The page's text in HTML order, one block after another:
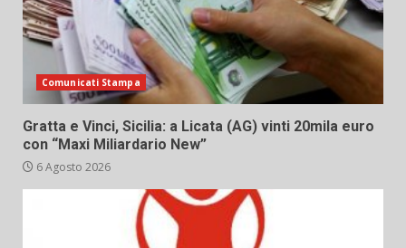
Comunicati Stampa
Gratta e Vinci, Sicilia: a Licata (AG) vinti 20mila euro
con “Maxi Miliardario New”
6 Agosto 2026